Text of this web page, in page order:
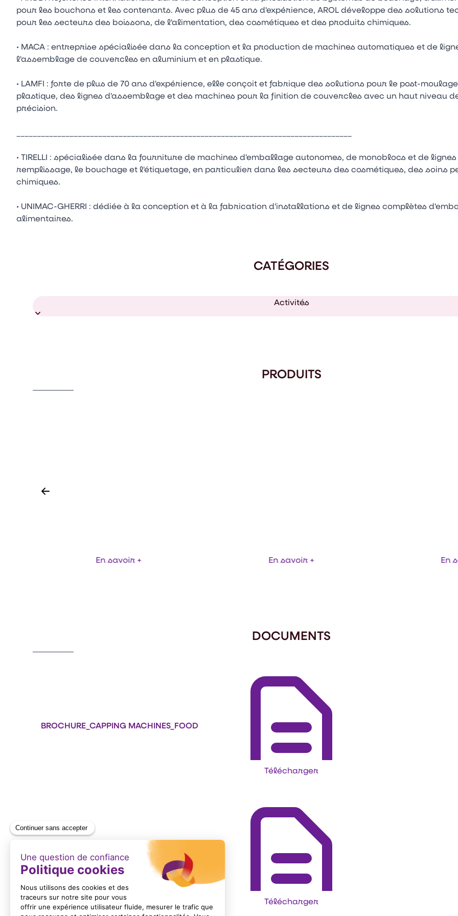
pour les bouchons et les contenants. Avec plus de 45 ans d'expérience, AROL développe des solutions
pour les secteurs des boissons, de l'alimentation, des cosmétiques et des produits chimiques.
• MACA : entreprise spécialisée dans la conception et la production de machines automatiques et de
l'assemblage de couvercles en aluminium et en plastique.
• LAMFI : forte de plus de 70 ans d'expérience, elle conçoit et fabrique des solutions pour le post-
plastique, des lignes d'assemblage et des machines pour la finition de couvercles avec un haut niveau
précision.
• TIRELLI : spécialisée dans la fourniture de machines d'emballage autonomes, de monoblocs et de
remplissage, le bouchage et l'étiquetage, en particulier dans les secteurs des cosmétiques, des soins
chimiques.
• UNIMAC-GHERRI : dédiée à la conception et à la fabrication d'installations et de lignes complètes
alimentaires.
CATÉGORIES
Activités
PRODUITS
En savoir + En savoir + En
DOCUMENTS
BROCHURE_CAPPING MACHINES_FOOD
Télécharger
BROCHURE_FOOD PACKAGING SOLUTIONS
Format : PDF (585 Ko)
Télécharger